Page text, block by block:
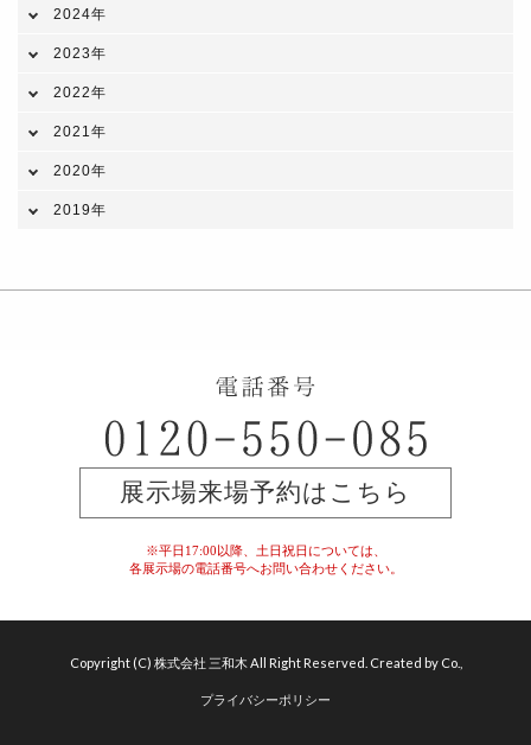
2024年
2023年
2022年
2021年
2020年
2019年
展示場来場予約はこちら
※平日17:00以降、土日祝日については、
各展示場の電話番号へお問い合わせください。
Copyright (C) 株式会社 三和木 All Right Reserved. Created by Co.,
プライバシーポリシー